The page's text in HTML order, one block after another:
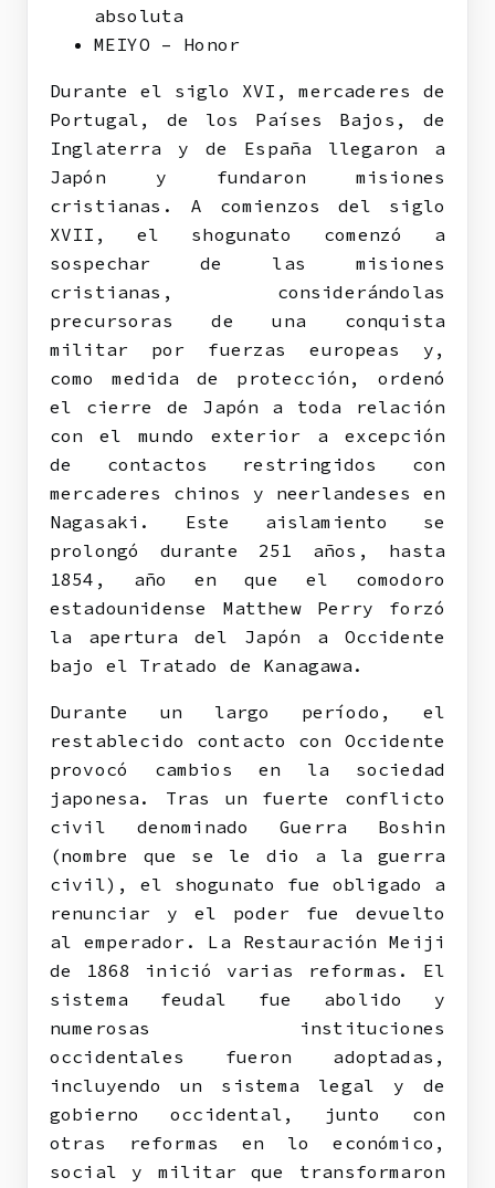
absoluta
MEIYO – Honor
Durante el siglo XVI, mercaderes de
Portugal, de los Países Bajos, de
Inglaterra y de España llegaron a
Japón y fundaron misiones
cristianas. A comienzos del siglo
XVII, el shogunato comenzó a
sospechar de las misiones
cristianas, considerándolas
precursoras de una conquista
militar por fuerzas europeas y,
como medida de protección, ordenó
el cierre de Japón a toda relación
con el mundo exterior a excepción
de contactos restringidos con
mercaderes chinos y neerlandeses en
Nagasaki. Este aislamiento se
prolongó durante 251 años, hasta
1854, año en que el comodoro
estadounidense Matthew Perry forzó
la apertura del Japón a Occidente
bajo el Tratado de Kanagawa.
Durante un largo período, el
restablecido contacto con Occidente
provocó cambios en la sociedad
japonesa. Tras un fuerte conflicto
civil denominado Guerra Boshin
(nombre que se le dio a la guerra
civil), el shogunato fue obligado a
renunciar y el poder fue devuelto
al emperador. La Restauración Meiji
de 1868 inició varias reformas. El
sistema feudal fue abolido y
numerosas instituciones
occidentales fueron adoptadas,
incluyendo un sistema legal y de
gobierno occidental, junto con
otras reformas en lo económico,
social y militar que transformaron